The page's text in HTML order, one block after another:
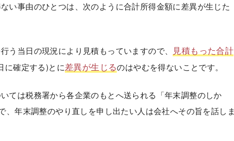
い事由のひとつは、次のように合計所得金額に差異が生じた
当日の現況により見積もっていますので、
見積もった合計
に確定する)とに差異が生じるのはやむを得ないことです。
ては税務署から各企業のもとへ送られる「年末調整のしか
年末調整のやり直しを申し出たい人は会社へその旨を話しま